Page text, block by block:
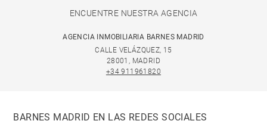
ENCUENTRE NUESTRA AGENCIA
AGENCIA INMOBILIARIA BARNES MADRID
CALLE VELÁZQUEZ, 15
28001, MADRID
+34 911961820
BARNES MADRID EN LAS REDES SOCIALES